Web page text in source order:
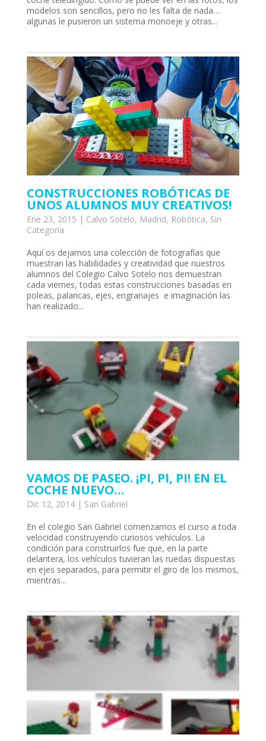
modelos son sencillos, pero no les falta de nada…
algunas le pusieron un sistema monoeje y otras...
CONSTRUCCIONES ROBÓTICAS DE
UNOS ALUMNOS MUY CREATIVOS!
Ene 23, 2015 | Calvo Sotelo, Madrid, Robótica, Sin
Categoría
Aquí os dejamos una colección de fotografías que
muestran las habilidades y creatividad que nuestros
alumnos del Colegio Calvo Sotelo nos demuestran
cada viernes, todas estas construcciones basadas en
poleas, palancas, ejes, engranajes e imaginación las
han realizado...
VAMOS DE PASEO. ¡PI, PI, PI! EN EL
COCHE NUEVO…
Dic 12, 2014| San Gabriel
En el colegio San Gabriel comenzamos el curso a toda
velocidad construyendo curiosos vehículos. La
condición para construirlos fue que, en la parte
delantera, los vehículos tuvieran las ruedas dispuestas
en ejes separados, para permitir el giro de los mismos,
mientras...